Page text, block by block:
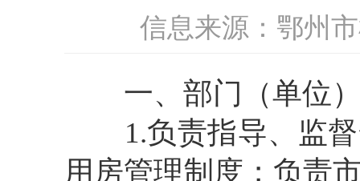
信息来源：鄂州
一、部门（单位）
1.负责指导、监督
用房管理制度；负责